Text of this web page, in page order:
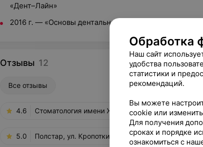
«Дент–Лайн»
2016 г. — «Основы дентальной имплантации», ГУО
Отзывы 12
Все отзывы
4.6 Стоматология имени Жадовича, пр-т
5.0 Полстар, ул. Кропоткина, 93а
Обработка
Наш сайт
удобства
статистики и
рекомендаций.
Вы можете
cookie или
Для получения
сроках и порядке
ознакомиться с